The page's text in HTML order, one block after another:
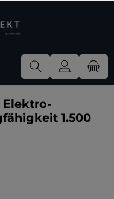
Elektro-
1.500